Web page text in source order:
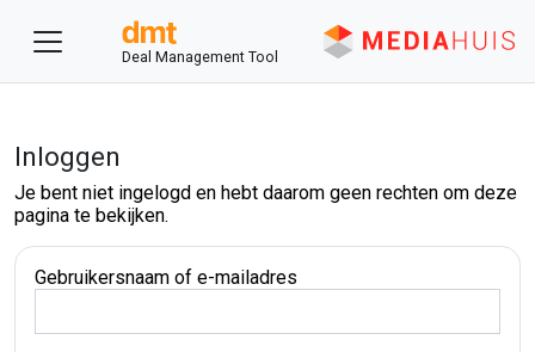
Deal Management Tool
Inloggen
Je bent niet ingelogd en hebt daarom geen rechten om deze
pagina te bekijken.
Gebruikersnaam of e-mailadres